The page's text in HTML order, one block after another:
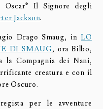
Il Signore degli
Jackson.
Drago Smaug, inLO
DI SMAUG, ora Bilbo,
la Compagnia dei Nani,
creatura e con il
Oscuro.
per le avventure